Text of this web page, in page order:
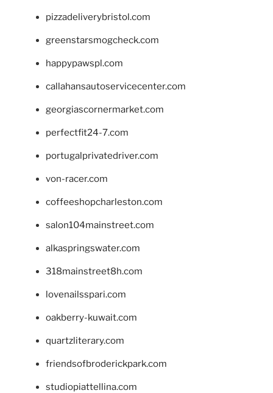
pizzadeliverybristol.com
greenstarsmogcheck.com
happypawspl.com
callahansautoservicecenter.com
georgiascornermarket.com
perfectfit24-7.com
portugalprivatedriver.com
von-racer.com
coffeeshopcharleston.com
salon104mainstreet.com
alkaspringswater.com
318mainstreet8h.com
lovenailsspari.com
oakberry-kuwait.com
quartzliterary.com
friendsofbroderickpark.com
studiopiattellina.com